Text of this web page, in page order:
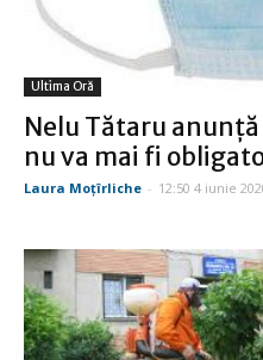
Ultima Oră
Nelu Tătaru
nu va mai fi
Laura Moţîrliche - 12:50 4 iunie